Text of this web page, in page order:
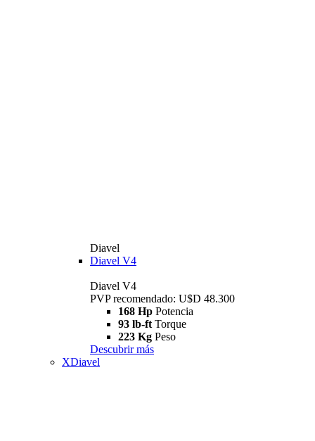
Diavel
Diavel V4
Diavel V4
PVP recomendado: U$D 48.300
168 Hp Potencia
93 lb-ft Torque
223 Kg Peso
Descubrir más
XDiavel